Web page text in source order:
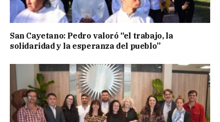
San Cayetano: Pedro valoró “el trabajo, la
solidaridad y la esperanza del pueblo”